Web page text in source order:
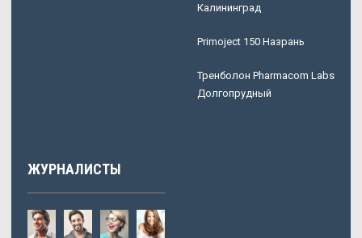
Калининград
Primoject 150 Назрань
Тренболон Pharmacom Labs
Долгопрудный
ЖУРНАЛИСТЫ